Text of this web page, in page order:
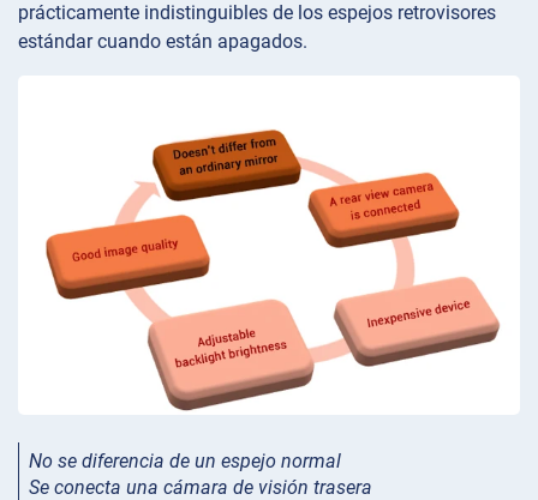
prácticamente indistinguibles de los espejos retrovisores
estándar cuando están apagados.
No se diferencia de un espejo normal
Se conecta una cámara de visión trasera